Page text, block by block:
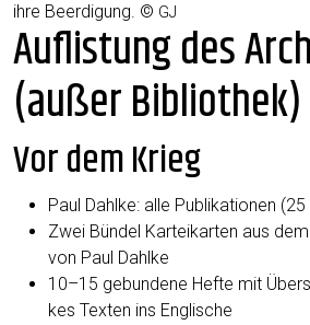
ihre Beer­di­gung. © GJ
Auflistung des
(außer Bibliothek)
Vor dem Krieg
Paul Dah­l­ke: alle Publi­ka­tio­nen
Zwei Bün­del Kar­tei­kar­ten aus
von Paul Dahlke
10–15 gebun­de­ne Hef­te mit
kes Tex­ten ins Englische